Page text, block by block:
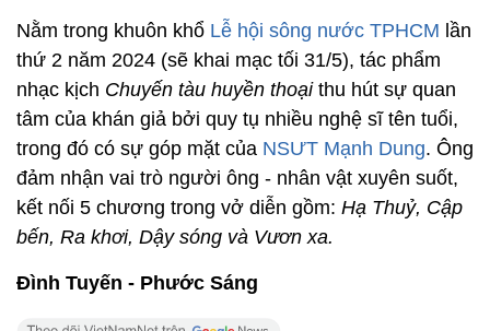
Nằm trong khuôn khổ Lễ hội sông nước TPHCM lần
thứ 2 năm 2024 (sẽ khai mạc tối 31/5), tác phẩm
nhạc kịch Chuyến tàu huyền thoạithu hút sự quan
tâm của khán giả bởi quy tụ nhiều nghệ sĩ tên tuổi,
trong đó có sự góp mặt của NSƯT Mạnh Dung. Ông
đảm nhận vai trò người ông - nhân vật xuyên suốt,
kết nối 5 chương trong vở diễn gồm: Hạ Thuỷ, Cập
bến, Ra khơi, Dậy sóng và Vươn xa.
Đình Tuyến - Phước Sáng